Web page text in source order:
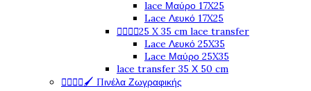
lace Μαύρο 17X25
Lace Λευκό 17X25
25 X 35 cm lace transfer
Lace Λευκό 25X35
Lace Μαύρο 25X35
lace transfer 35 Χ 50 cm
🖌️ Πινέλα Ζωγραφικής